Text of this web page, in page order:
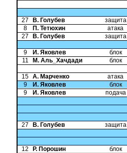
27 В. Голубев
защита
8
П. Тетюхин
атака
27
В. Голубев защита
9 И. Яковлев
блок
11
М. Аль_Хачдади блок
15 А. Марченко
атака
9
И. Яковлев
блок
9
И. Яковлев подача
27 В. Голубев защита
12 Р. Порошин
блок